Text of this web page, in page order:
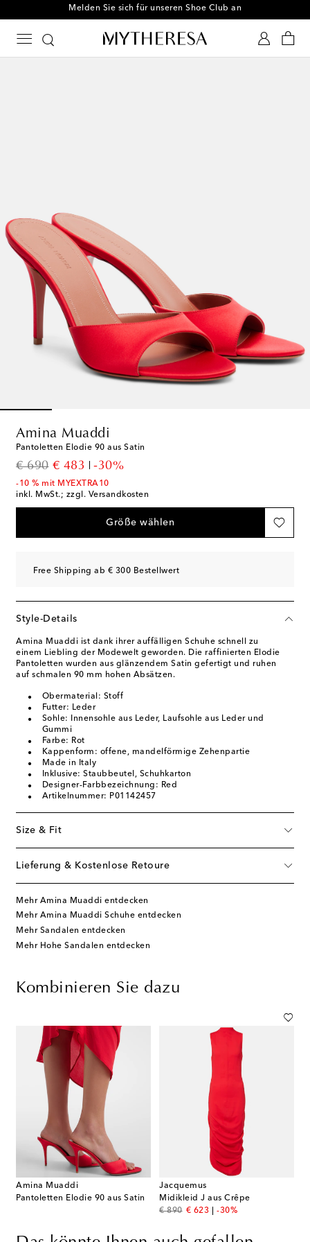
Melden Sie sich für unseren Shoe Club an
Amina Muaddi
Pantoletten Elodie 90 aus Satin
€ 690
original price
€ 483
discount price
-30%
-10 % mit MYEXTRA10
inkl. MwSt.; zzgl. Versandkosten
Größe wählen
Free Shipping ab € 300 Bestellwert
Style-Details
Amina Muaddi ist dank ihrer auffälligen Schuhe schnell zu
einem Liebling der Modewelt geworden. Die raffinierten Elodie
Pantoletten wurden aus glänzendem Satin gefertigt und ruhen
auf schmalen 90 mm hohen Absätzen.
Obermaterial: Stoff
Futter: Leder
Sohle: Innensohle aus Leder, Laufsohle aus Leder und
Gummi
Farbe: Rot
Kappenform: offene, mandelförmige Zehenpartie
Made in Italy
Inklusive: Staubbeutel, Schuhkarton
Designer-Farbbezeichnung: Red
Artikelnummer: P01142457
Size & Fit
Lieferung & Kostenlose Retoure
Mehr Amina Muaddi entdecken
Mehr Amina Muaddi Schuhe entdecken
Mehr Sandalen entdecken
Mehr Hohe Sandalen entdecken
Kombinieren Sie dazu
Amina Muaddi
Pantoletten Elodie 90 aus Satin
Jacquemus
Midikleid J aus Crêpe
€ 890
original price
€ 623
discount price
-30%